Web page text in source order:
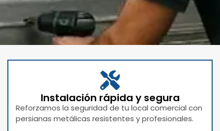
Instalación rápida y segura
Reforzamos la seguridad de tu local comercial con
persianas metálicas resistentes y profesionales.